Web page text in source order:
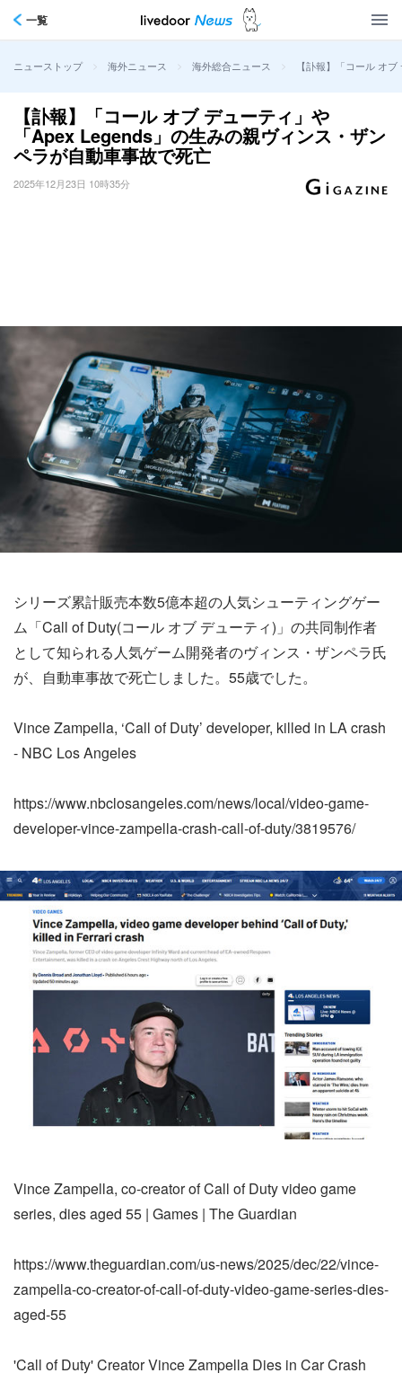
一覧
ニューストップ > 海外ニュース > 海外総合ニュース > 【訃報】「コール オ
【訃報】「コール オブ デューティ」や
「Apex Legends」の生みの親ヴィンス・ザン
ペラが自動車事故で死亡
2025年12月23日 10時35分
シリーズ累計販売本数5億本超の人気シューティングゲー
ム「Call of Duty(コール オブ デューティ)」の共同制作者
として知られる人気ゲーム開発者のヴィンス・ザンペラ氏
が、自動車事故で死亡しました。55歳でした。
Vince Zampella, ‘Call of Duty’ developer, killed in LA crash
- NBC Los Angeles
https://www.nbclosangeles.com/news/local/video-game-
developer-vince-zampella-crash-call-of-duty/3819576/
Vince Zampella, co-creator of Call of Duty video game
series, dies aged 55 | Games | The Guardian
https://www.theguardian.com/us-news/2025/dec/22/vince-
zampella-co-creator-of-call-of-duty-video-game-series-dies-
aged-55
'Call of Duty' Creator Vince Zampella Dies in Car Crash